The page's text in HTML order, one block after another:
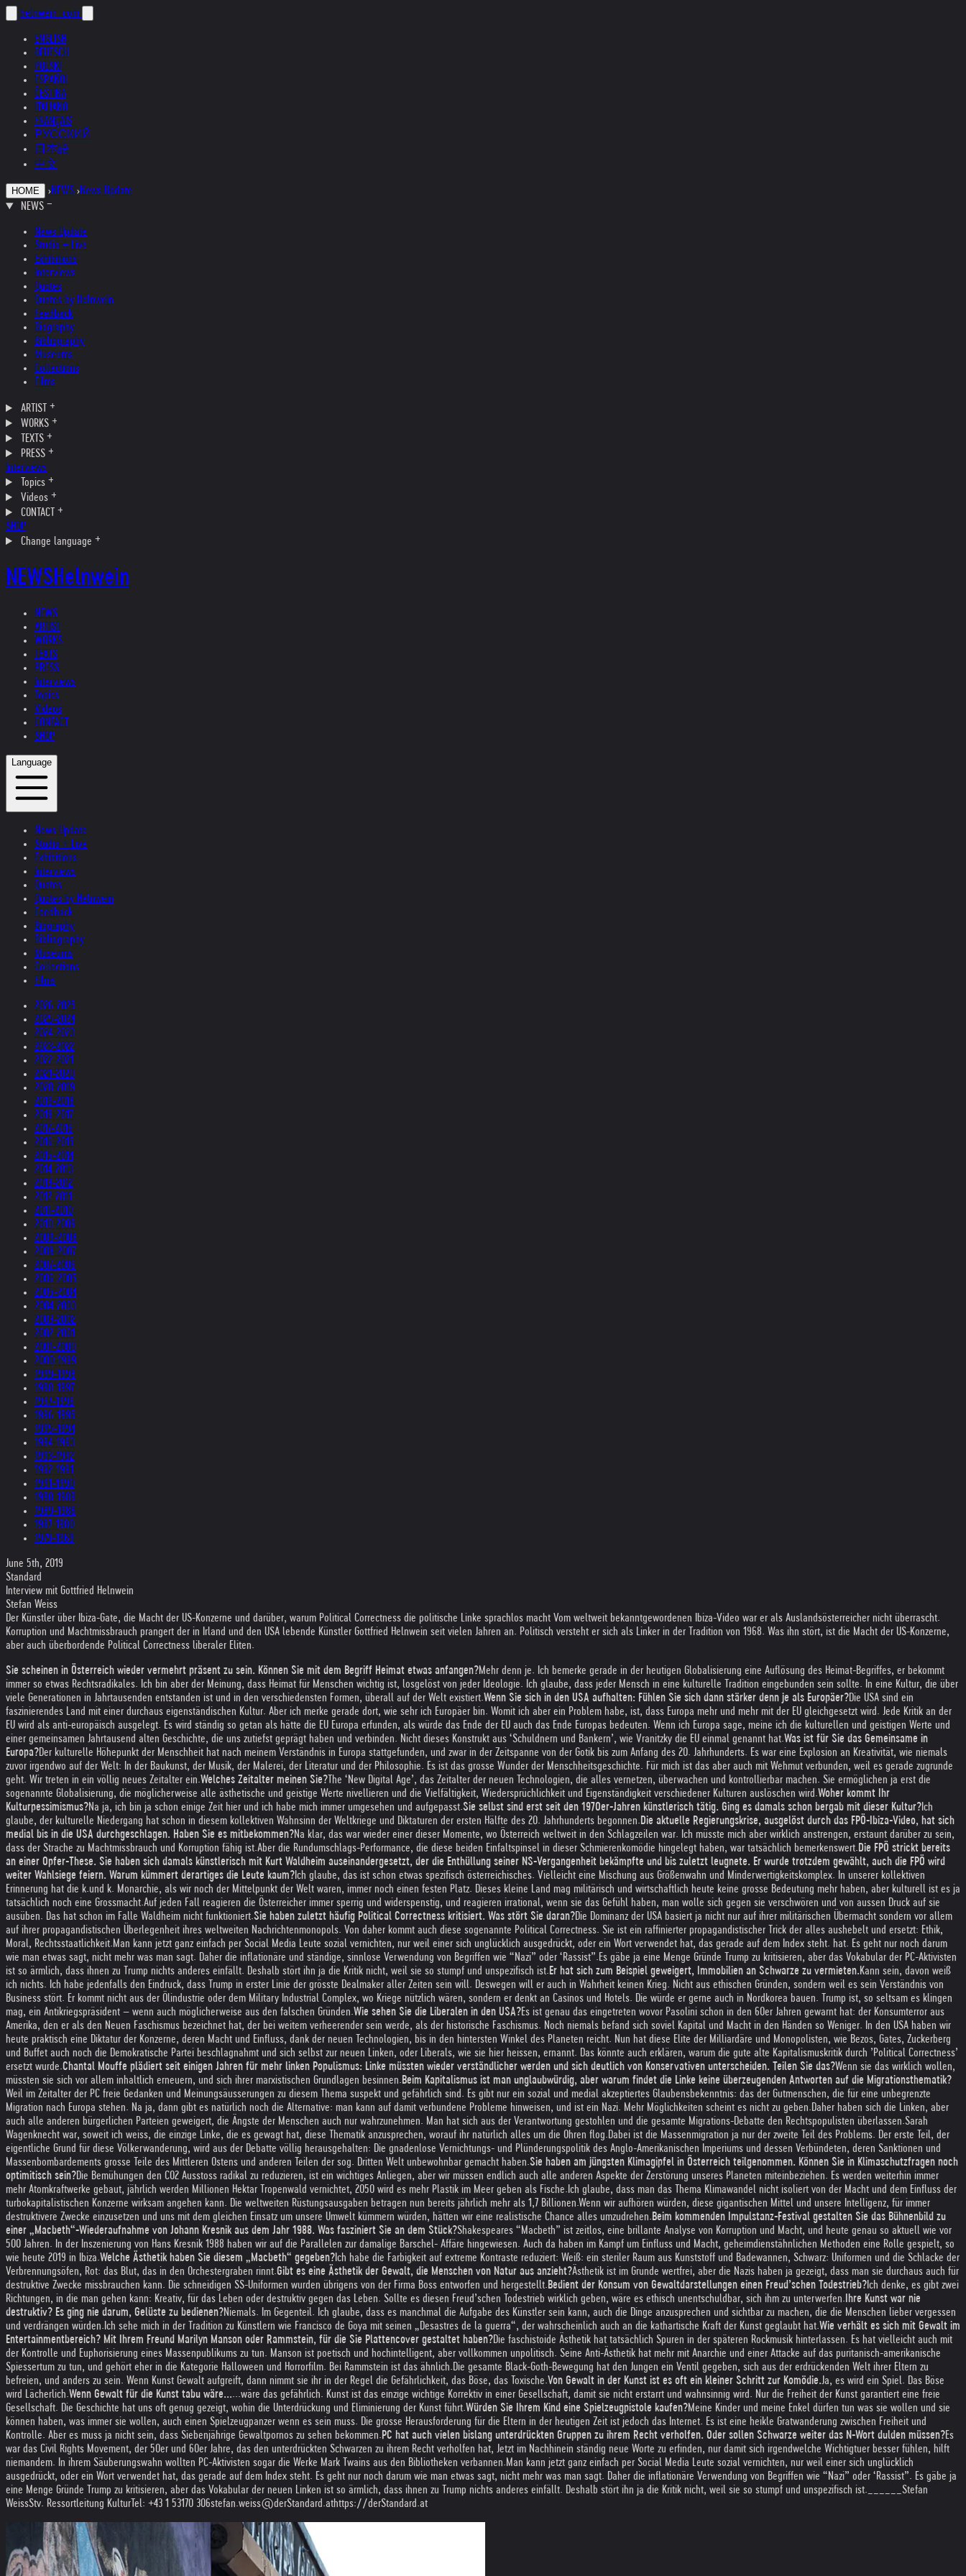
helnwein .com
ENGLISH
DEUTSCH
POLSKI
ESPAÑOL
ČEŠTINA
ITALIANO
FRANÇAIS
РУССКИЙ
日本語
中文
HOME ›NEWS ›News Update
NEWS
News Update
Studio + Live
Exhibitions
Interviews
Quotes
Quotes by Helnwein
Feedback
Biography
Bibliography
Museums
Collections
Films
ARTIST
WORKS
TEXTS
PRESS
Interviews
Topics
Videos
CONTACT
SHOP
Change language
NEWSHelnwein
NEWS
ARTIST
WORKS
TEXTS
PRESS
Interviews
Topics
Videos
CONTACT
SHOP
Language
News Update
Studio + Live
Exhibitions
Interviews
Quotes
Quotes by Helnwein
Feedback
Biography
Bibliography
Museums
Collections
Films
2026-2025
2025-2024
2024-2023
2023-2022
2022-2021
2021-2020
2020-2019
2019-2018
2018-2017
2017-2016
2016-2015
2015-2014
2014-2013
2013-2012
2012-2011
2011-2010
2010-2009
2009-2008
2008-2007
2007-2006
2006-2005
2005-2004
2004-2003
2003-2002
2002-2001
2001-2000
2000-1999
1999-1998
1998-1997
1997-1996
1996-1995
1995-1994
1994-1993
1993-1992
1992-1991
1991-1990
1990-1989
1989-1988
1987-1980
1979-1969
June 5th, 2019
Standard
Interview mit Gottfried Helnwein
Stefan Weiss
Der Künstler über Ibiza-Gate, die Macht der US-Konzerne und darüber, warum Political Correctness die politische Linke sprachlos macht Vom weltweit bekanntgewordenen Ibiza-Video war er als Auslandsösterreicher nicht überrascht.
Korruption und Machtmissbrauch prangert der in Irland und den USA lebende Künstler Gottfried Helnwein seit vielen Jahren an. Politisch versteht er sich als Linker in der Tradition von 1968. Was ihn stört, ist die Macht der US-Konzerne,
aber auch überbordende Political Correctness liberaler Eliten.
Sie scheinen in Österreich wieder vermehrt präsent zu sein. Können Sie mit dem Begriff Heimat etwas anfangen?Mehr denn je. Ich bemerke gerade in der heutigen Globalisierung eine Auflösung des Heimat-Begriffes, er bekommt
immer so etwas Rechtsradikales. Ich bin aber der Meinung, dass Heimat für Menschen wichtig ist, losgelöst von jeder Ideologie. Ich glaube, dass jeder Mensch in eine kulturelle Tradition eingebunden sein sollte. In eine Kultur, die über
viele Generationen in Jahrtausenden entstanden ist und in den verschiedensten Formen, überall auf der Welt existiert.Wenn Sie sich in den USA aufhalten: Fühlen Sie sich dann stärker denn je als Europäer? Die USA sind ein
faszinierendes Land mit einer durchaus eigenständischen Kultur. Aber ich merke gerade dort, wie sehr ich Europäer bin. Womit ich aber ein Problem habe, ist, dass Europa mehr und mehr mit der EU gleichgesetzt wird. Jede Kritik an der
EU wird als anti-europäisch ausgelegt. Es wird ständig so getan als hätte die EU Europa erfunden, als würde das Ende der EU auch das Ende Europas bedeuten. Wenn ich Europa sage, meine ich die kulturellen und geistigen Werte und
einer gemeinsamen Jahrtausend alten Geschichte, die uns zutiefst geprägt haben und verbinden. Nicht dieses Konstrukt aus ‘Schuldnern und Bankern’, wie Vranitzky die EU einmal genannt hat.Was ist für Sie das Gemeinsame in
Europa? Der kulturelle Höhepunkt der Menschheit hat nach meinem Verständnis in Europa stattgefunden, und zwar in der Zeitspanne von der Gotik bis zum Anfang des 20. Jahrhunderts. Es war eine Explosion an Kreativität, wie niemals
zuvor irgendwo auf der Welt: In der Baukunst, der Musik, der Malerei, der Literatur und der Philosophie. Es ist das grosse Wunder der Menschheitsgeschichte. Für mich ist das aber auch mit Wehmut verbunden, weil es gerade zugrunde
geht. Wir treten in ein völlig neues Zeitalter ein.Welches Zeitalter meinen Sie? The ‘New Digital Age’, das Zeitalter der neuen Technologien, die alles vernetzen, überwachen und kontrollierbar machen. Sie ermöglichen ja erst die
sogenannte Globalisierung, die möglicherweise alle ästhetische und geistige Werte nivellieren und die Vielfältigkeit, Wiedersprüchlichkeit und Eigenständigkeit verschiedener Kulturen auslöschen wird.Woher kommt Ihr
Kulturpessimismus?Na ja, ich bin ja schon einige Zeit hier und ich habe mich immer umgesehen und aufgepasst.Sie selbst sind erst seit den 1970er-Jahren künstlerisch tätig. Ging es damals schon bergab mit dieser Kultur?Ich
glaube, der kulturelle Niedergang hat schon in diesem kollektiven Wahnsinn der Weltkriege und Diktaturen der ersten Hälfte des 20. Jahrhunderts begonnen.Die aktuelle Regierungskrise, ausgelöst durch das FPÖ-Ibiza-Video, hat sich
medial bis in die USA durchgeschlagen. Haben Sie es mitbekommen?Na klar, das war wieder einer dieser Momente, wo Österreich weltweit in den Schlagzeilen war. Ich müsste mich aber wirklich anstrengen, erstaunt darüber zu sein,
dass der Strache zu Machtmissbrauch und Korruption fähig ist.Aber die Rundumschlags-Performance, die diese beiden Einfaltspinsel in dieser Schmierenkomödie hingelegt haben, war tatsächlich bemerkenswert.Die FPÖ strickt bereits
an einer Opfer-These. Sie haben sich damals künstlerisch mit Kurt Waldheim auseinandergesetzt, der die Enthüllung seiner NS-Vergangenheit bekämpfte und bis zuletzt leugnete. Er wurde trotzdem gewählt, auch die FPÖ wird
weiter Wahlsiege feiern. Warum kümmert derartiges die Leute kaum?Ich glaube, das ist schon etwas spezifisch österreichisches. Vielleicht eine Mischung aus Größenwahn und Minderwertigkeitskomplex. In unserer kollektiven
Erinnerung hat die k.und k. Monarchie, als wir noch der Mittelpunkt der Welt waren, immer noch einen festen Platz. Dieses kleine Land mag militärisch und wirtschaftlich heute keine grosse Bedeutung mehr haben, aber kulturell ist es ja
tatsächlich noch eine Grossmacht.Auf jeden Fall reagieren die Österreicher immer sperrig und widerspenstig, und reagieren irrational, wenn sie das Gefühl haben, man wolle sich gegen sie verschwören und von aussen Druck auf sie
ausüben. Das hat schon im Falle Waldheim nicht funktioniert.Sie haben zuletzt häufig Political Correctness kritisiert. Was stört Sie daran? Die Dominanz der USA basiert ja nicht nur auf ihrer militärischen Übermacht sondern vor allem
auf ihrer propagandistischen Überlegenheit ihres weltweiten Nachrichtenmonopols. Von daher kommt auch diese sogenannte Political Correctness. Sie ist ein raffinierter propagandistischer Trick der alles aushebelt und ersetzt: Ethik,
Moral, Rechtsstaatlichkeit.Man kann jetzt ganz einfach per Social Media Leute sozial vernichten, nur weil einer sich unglücklich ausgedrückt, oder ein Wort verwendet hat, das gerade auf dem Index steht. hat. Es geht nur noch darum
wie man etwas sagt, nicht mehr was man sagt. Daher die inflationäre und ständige, sinnlose Verwendung von Begriffen wie “Nazi” oder ‘Rassist”.Es gäbe ja eine Menge Gründe Trump zu kritisieren, aber das Vokabular der PC-Aktivisten
ist so ärmlich, dass ihnen zu Trump nichts anderes einfällt. Deshalb stört ihn ja die Kritik nicht, weil sie so stumpf und unspezifisch ist.Er hat sich zum Beispiel geweigert, Immobilien an Schwarze zu vermieten.Kann sein, davon weiß
ich nichts. Ich habe jedenfalls den Eindruck, dass Trump in erster Linie der grösste Dealmaker aller Zeiten sein will. Deswegen will er auch in Wahrheit keinen Krieg. Nicht aus ethischen Gründen, sondern weil es sein Verständnis von
Business stört. Er kommt nicht aus der Ölindustrie oder dem Military Industrial Complex, wo Kriege nützlich wären, sondern er denkt an Casinos und Hotels. Die würde er gerne auch in Nordkorea bauen. Trump ist, so seltsam es klingen
mag, ein Antikriegspräsident – wenn auch möglicherweise aus den falschen Gründen.Wie sehen Sie die Liberalen in den USA?Es ist genau das eingetreten wovor Pasolini schon in den 60er Jahren gewarnt hat: der Konsumterror aus
Amerika, den er als den Neuen Faschismus bezeichnet hat, der bei weitem verheerender sein werde, als der historische Faschismus. Noch niemals befand sich soviel Kapital und Macht in den Händen so Weniger. In den USA haben wir
heute praktisch eine Diktatur der Konzerne, deren Macht und Einfluss, dank der neuen Technologien, bis in den hintersten Winkel des Planeten reicht. Nun hat diese Elite der Milliardäre und Monopolisten, wie Bezos, Gates, Zuckerberg
und Buffet auch noch die Demokratische Partei beschlagnahmt und sich selbst zur neuen Linken, oder Liberals, wie sie hier heissen, ernannt. Das könnte auch erklären, warum die gute alte Kapitalismuskritik durch ’Political Correctness’
ersetzt wurde.Chantal Mouffe plädiert seit einigen Jahren für mehr linken Populismus: Linke müssten wieder verständlicher werden und sich deutlich von Konservativen unterscheiden. Teilen Sie das?Wenn sie das wirklich wollen,
müssten sie sich vor allem inhaltlich erneuern, und sich ihrer marxistischen Grundlagen besinnen.Beim Kapitalismus ist man unglaubwürdig, aber warum findet die Linke keine überzeugenden Antworten auf die Migrationsthematik?
Weil im Zeitalter der PC freie Gedanken und Meinungsäusserungen zu diesem Thema suspekt und gefährlich sind. Es gibt nur ein sozial und medial akzeptiertes Glaubensbekenntnis: das der Gutmenschen, die für eine unbegrenzte
Migration nach Europa stehen. Na ja, dann gibt es natürlich noch die Alternative: man kann auf damit verbundene Probleme hinweisen, und ist ein Nazi. Mehr Möglichkeiten scheint es nicht zu geben. Daher haben sich die Linken, aber
auch alle anderen bürgerlichen Parteien geweigert, die Ängste der Menschen auch nur wahrzunehmen. Man hat sich aus der Verantwortung gestohlen und die gesamte Migrations-Debatte den Rechtspopulisten überlassen.Sarah
Wagenknecht war, soweit ich weiss, die einzige Linke, die es gewagt hat, diese Thematik anzusprechen, worauf ihr natürlich alles um die Ohren flog. Dabei ist die Massenmigration ja nur der zweite Teil des Problems. Der erste Teil, der
eigentliche Grund für diese Völkerwanderung, wird aus der Debatte völlig herausgehalten: Die gnadenlose Vernichtungs- und Plünderungspolitik des Anglo-Amerikanischen Imperiums und dessen Verbündeten, deren Sanktionen und
Massenbombardements grosse Teile des Mittleren Ostens und anderen Teilen der sog. Dritten Welt unbewohnbar gemacht haben.Sie haben am jüngsten Klimagipfel in Österreich teilgenommen. Können Sie in Klimaschutzfragen noch
optimitisch sein? Die Bemühungen den CO2 Ausstoss radikal zu reduzieren, ist ein wichtiges Anliegen, aber wir müssen endlich auch alle anderen Aspekte der Zerstörung unseres Planeten miteinbeziehen. Es werden weiterhin immer
mehr Atomkraftwerke gebaut, jährlich werden Millionen Hektar Tropenwald vernichtet, 2050 wird es mehr Plastik im Meer geben als Fische. Ich glaube, dass man das Thema Klimawandel nicht isoliert von der Macht und dem Einfluss der
turbokapitalistischen Konzerne wirksam angehen kann. Die weltweiten Rüstungsausgaben betragen nun bereits jährlich mehr als 1,7 Billionen.Wenn wir aufhören würden, diese gigantischen Mittel und unsere Intelligenz, für immer
destruktivere Zwecke einzusetzen und uns mit dem gleichen Einsatz um unsere Umwelt kümmern würden, hätten wir eine realistische Chance alles umzudrehen.Beim kommenden Impulstanz-Festival gestalten Sie das Bühnenbild zu
einer „Macbeth“-Wiederaufnahme von Johann Kresnik aus dem Jahr 1988. Was fasziniert Sie an dem Stück?Shakespeares “Macbeth” ist zeitlos, eine brillante Analyse von Korruption und Macht, und heute genau so aktuell wie vor
500 Jahren. In der Inszenierung von Hans Kresnik 1988 haben wir auf die Parallelen zur damalige Barschel- Affäre hingewiesen. Auch da haben im Kampf um Einfluss und Macht, geheimdienstähnlichen Methoden eine Rolle gespielt, so
wie heute 2019 in Ibiza.Welche Ästhetik haben Sie diesem „Macbeth“ gegeben?Ich habe die Farbigkeit auf extreme Kontraste reduziert: Weiß: ein steriler Raum aus Kunststoff und Badewannen, Schwarz: Uniformen und die Schlacke der
Verbrennungsöfen, Rot: das Blut, das in den Orchestergraben rinnt.Gibt es eine Ästhetik der Gewalt, die Menschen von Natur aus anzieht?Ästhetik ist im Grunde wertfrei, aber die Nazis haben ja gezeigt, dass man sie durchaus auch für
destruktive Zwecke missbrauchen kann. Die schneidigen SS-Uniformen wurden übrigens von der Firma Boss entworfen und hergestellt.Bedient der Konsum von Gewaltdarstellungen einen Freud’schen Todestrieb?Ich denke, es gibt zwei
Richtungen, in die man gehen kann: Kreativ, für das Leben oder destruktiv gegen das Leben. Sollte es diesen Freud’schen Todestrieb wirklich geben, wäre es ethisch unentschuldbar, sich ihm zu unterwerfen. Ihre Kunst war nie
destruktiv? Es ging nie darum, Gelüste zu bedienen?Niemals. Im Gegenteil. Ich glaube, dass es manchmal die Aufgabe des Künstler sein kann, auch die Dinge anzusprechen und sichtbar zu machen, die die Menschen lieber vergessen
und verdrängen würden. Ich sehe mich in der Tradition zu Künstlern wie Francisco de Goya mit seinen „Desastres de la guerra“, der wahrscheinlich auch an die kathartische Kraft der Kunst geglaubt hat.Wie verhält es sich mit Gewalt im
Entertainmentbereich? Mit Ihrem Freund Marilyn Manson oder Rammstein, für die Sie Plattencover gestaltet haben? Die faschistoide Ästhetik hat tatsächlich Spuren in der späteren Rockmusik hinterlassen. Es hat vielleicht auch mit
der Kontrolle und Euphorisierung eines Massenpublikums zu tun. Manson ist poetisch und hochintelligent, aber vollkommen unpolitisch. Seine Anti-Ästhetik hat mehr mit Anarchie und einer Attacke auf das puritanisch-amerikanische
Spiessertum zu tun, und gehört eher in die Kategorie Halloween und Horrorfilm. Bei Rammstein ist das ähnlich. Die gesamte Black-Goth-Bewegung hat den Jungen ein Ventil gegeben, sich aus der erdrückenden Welt ihrer Eltern zu
befreien, und anders zu sein. Wenn Kunst Gewalt aufgreift, dann nimmt sie ihr in der Regel die Gefährlichkeit, das Böse, das Toxische.Von Gewalt in der Kunst ist es oft ein kleiner Schritt zur Komödie.Ja, es wird ein Spiel. Das Böse
wird Lächerlich.Wenn Gewalt für die Kunst tabu wäre......wäre das gefährlich. Kunst ist das einzige wichtige Korrektiv in einer Gesellschaft, damit sie nicht erstarrt und wahnsinnig wird. Nur die Freiheit der Kunst garantiert eine freie
Gesellschaft. Die Geschichte hat uns oft genug gezeigt, wohin die Unterdrückung und Eliminierung der Kunst führt.Würden Sie Ihrem Kind eine Spielzeugpistole kaufen?Meine Kinder und meine Enkel dürfen tun was sie wollen und sie
können haben, was immer sie wollen, auch einen Spielzeugpanzer wenn es sein muss. Die grosse Herausforderung für die Eltern in der heutigen Zeit ist jedoch das Internet. Es ist eine heikle Gratwanderung zwischen Freiheit und
Kontrolle. Aber es muss ja nicht sein, dass Siebenjährige Gewaltpornos zu sehen bekommen.PC hat auch vielen bislang unterdrückten Gruppen zu ihrem Recht verholfen. Oder sollen Schwarze weiter das N-Wort dulden müssen?Es
war das Civil Rights Movement, der 50er und 60er Jahre, das den unterdrückten Schwarzen zu ihrem Recht verholfen hat, Jetzt im Nachhinein ständig neue Worte zu erfinden, nur damit sich irgendwelche Wichtigtuer besser fühlen, hilft
niemandem. In ihrem Säuberungswahn wollten PC-Aktivisten sogar die Werke Mark Twains aus den Bibliotheken verbannen.Man kann jetzt ganz einfach per Social Media Leute sozial vernichten, nur weil einer sich unglücklich
ausgedrückt, oder ein Wort verwendet hat, das gerade auf dem Index steht. Es geht nur noch darum wie man etwas sagt, nicht mehr was man sagt. Daher die inflationäre Verwendung von Begriffen wie “Nazi” oder ‘Rassist”. Es gäbe ja
eine Menge Gründe Trump zu kritisieren, aber das Vokabular der neuen Linken ist so ärmlich, dass ihnen zu Trump nichts anderes einfällt. Deshalb stört ihn ja die Kritik nicht, weil sie so stumpf und unspezifisch ist.
Stefan
WeissStv. Ressortleitung Kultur Tel: +43 1 53170 306stefan.weiss@derStandard.athttps://derStandard.at